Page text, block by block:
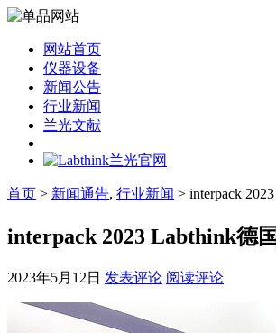
网站首页
仪器设备
新闻公告
行业新闻
兰光文献
首页 > 新闻通告, 行业新闻 > interpack
interpack 2023 Labthink德
2023年5月12日 发表评论 阅读评论